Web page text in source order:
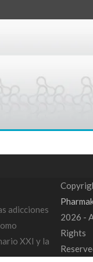
adicciones
XXI y la
2026 -
Rights